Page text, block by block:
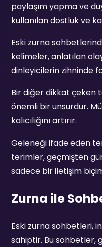
paylaşım yapma ve
kullanılan dostluk ve
Eski zurna
kelimeler, anlatılan
dinleyicilerin zihninde
Bir diğer dikkat çeken
önemli bir unsurdur.
kalıcılığını artırır.
Geleneği ifade eden
terimler, geçmişten
sadece bir iletişim
Zurna ile
Eski zurna sohbetleri,
sahiptir. Bu sohbetler,